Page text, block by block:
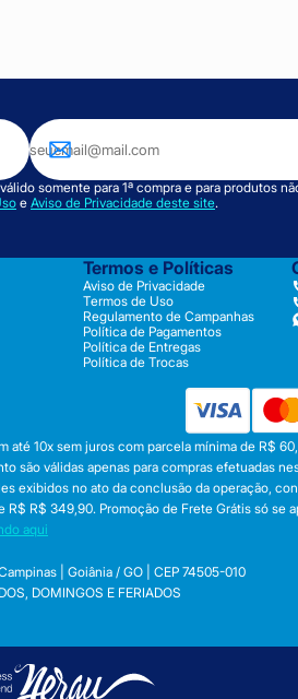
somente para 1ª compra e para produtos
e Aviso de Privacidade deste site.
Termos e Políticas
Aviso de Privacidade
Termos de Uso
Regulamento de Campanhas
Política de Pagamentos
Política de Entregas
Política de Trocas
10x sem juros com parcela mínima de R$
são válidas apenas para compras efetuadas
exibidos no ato da conclusão da operação,
R$ 349,90. Promoção de Frete Grátis só se
aqui
| Goiânia / GO | CEP 74505-010
DOMINGOS E FERIADOS